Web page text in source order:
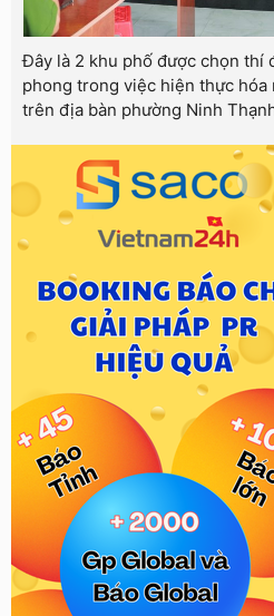
Đây là 2 khu phố được chọn thí
phong trong việc hiện thực hóa
trên địa bàn phường Ninh